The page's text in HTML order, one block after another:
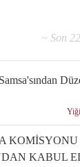
~ Son
KOMİSYONU
KABUL